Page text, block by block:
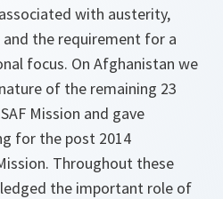
with austerity,
the requirement for a
focus. On Afghanistan we
of the remaining 23
Mission and gave
for the post 2014
Throughout these
the important role of